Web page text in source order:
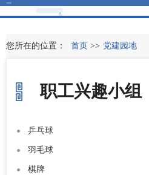
引导页
您所在的位置： 首页 >> 党建园地
职工兴趣小组
乒乓球
羽毛球
棋牌